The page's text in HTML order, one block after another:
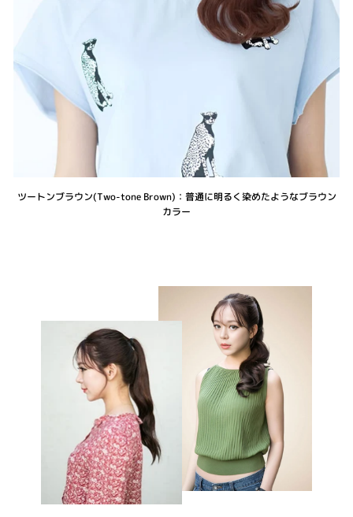
ツートンブラウン(Two-tone Brown)：普通に明るく染めたようなブラウン
カラー